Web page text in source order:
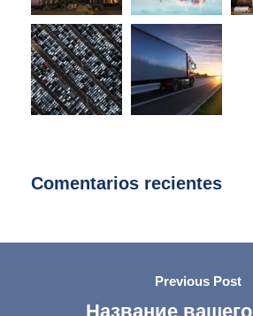
Comentarios recientes
Previous Post
Название